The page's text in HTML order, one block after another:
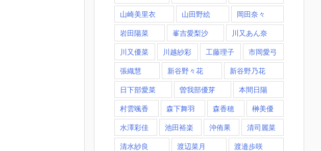
山崎美里衣 山田野絵 岡田奈々
岩田陽菜 峯吉愛梨沙 川又あん奈
川又優菜 川越紗彩 工藤理子 市岡愛弓
張織慧 新谷野々花 新谷野乃花
日下部愛菜 曽我部優芽 本間日陽
村雲颯香 森下舞羽 森香穂 榊美優
水澤彩佳 池田裕楽 沖侑果 清司麗菜
清水紗良 渡辺菜月 渡邉歩咲